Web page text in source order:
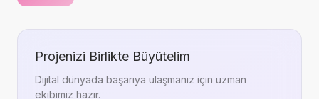
Projenizi Birlikte Büyütelim
Dijital dünyada başarıya ulaşmanız için uzman
ekibimiz hazır.